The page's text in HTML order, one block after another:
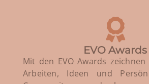
EVO Awards
Mit den EVO Awards
Arbeiten, Ideen und